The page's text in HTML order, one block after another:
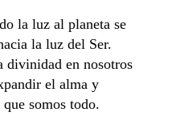
la luz al planeta se
la luz del Ser.
divinidad en nosotros
el alma y
somos todo.